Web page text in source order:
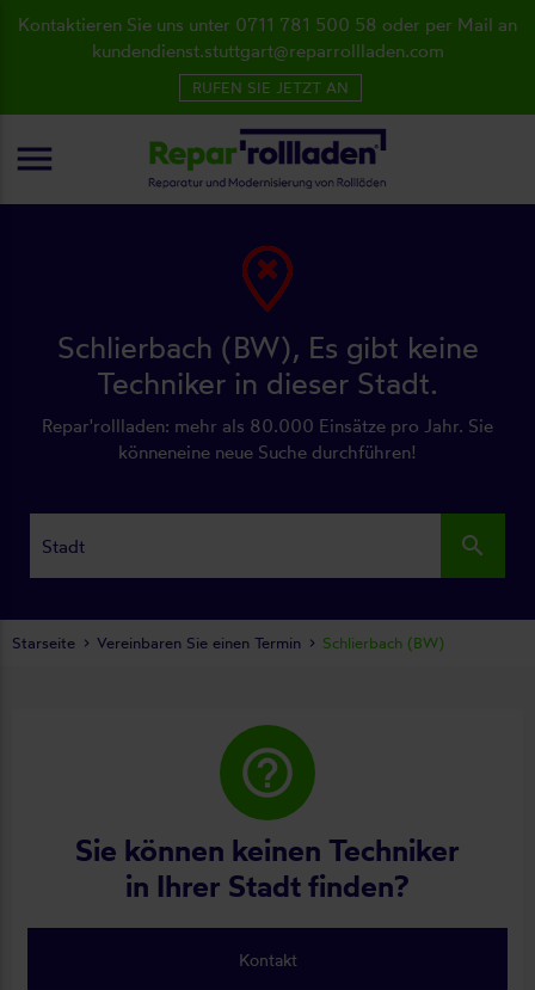
Schlierbach (BW), Es gibt keine
Techniker in dieser Stadt.
Repar'rollladen: mehr als 80.000 Einsätze pro Jahr. Sie
könneneine neue Suche durchführen!
search
help_outline
Sie können keinen Techniker
in Ihrer Stadt finden?
Kontakt
Starseite Vereinbaren Sie einen Termin Schlierbach (BW)
Kontaktieren Sie uns unter 0711 781 500 58 oder per Mail an
kundendienst.stuttgart@reparrollladen.com
RUFEN SIE JETZT AN
menu